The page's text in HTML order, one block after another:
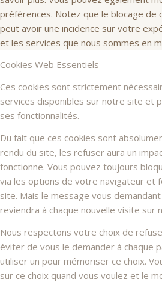
préférences. Notez que le blocage de
peut avoir une incidence sur votre
et les services que nous sommes en
Cookies Web Essentiels
Ces cookies sont strictement
services disponibles sur notre site et
ses fonctionnalités.
Du fait que ces cookies sont
rendu du site, les refuser aura un
fonctionne. Vous pouvez toujours
via les options de votre navigateur et
site. Mais le message vous
reviendra à chaque nouvelle visite sur
Nous respectons votre choix de
éviter de vous le demander à chaque
utiliser un pour mémoriser ce choix.
sur ce choix quand vous voulez et le